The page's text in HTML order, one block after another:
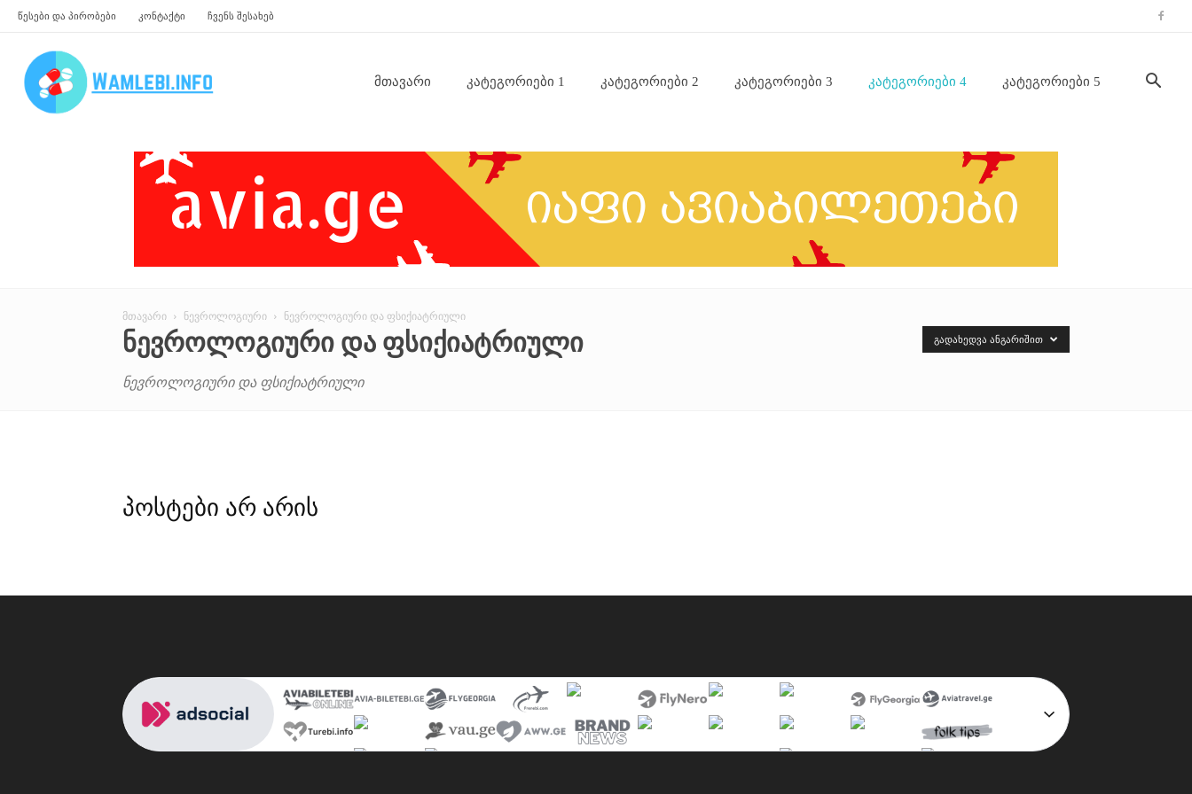
წესები და პირობები კონტაქტი ჩვენს შესახებ
Მთავარი Კატეგორიები 1 Კატეგორიები 2 Კატეგორიები 3 Კატეგორიები 4 Კატეგორიები 5
მთავარი ნევროლოგიური ნევროლოგიური და ფსიქიატრიული
ᲜᲔᲕᲠᲝᲚᲝᲒᲘᲣᲠᲘ ᲓᲐ ᲤᲡᲘᲥᲘᲐᲢᲠᲘᲣᲚᲘ
ნევროლოგიური და ფსიქიატრიული
ᲒᲐᲓᲐᲮᲔᲓᲕᲐ ᲐᲜᲒᲐᲠᲘᲨᲘᲗ
პოსტები არ არის